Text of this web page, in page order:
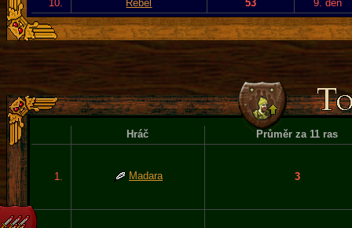
10.
Rebel 53 9. den
Hráč Průměr za 11 ras
1. Madara 3